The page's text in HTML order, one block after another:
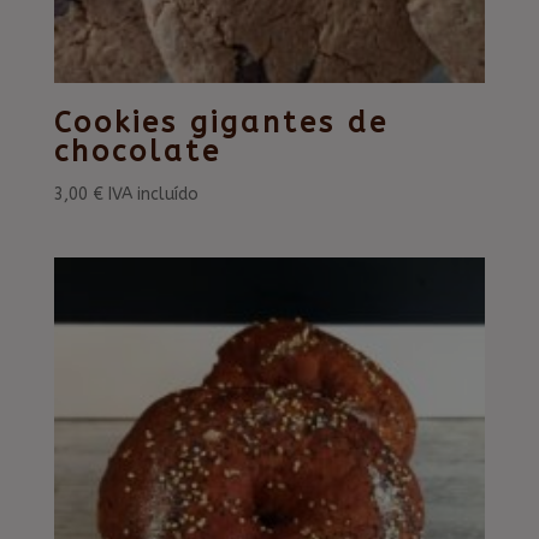
Cookies gigantes de
chocolate
3,00 € IVA incluído